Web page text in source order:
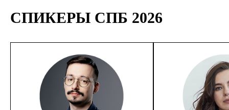
СПИКЕРЫ СПБ 2026